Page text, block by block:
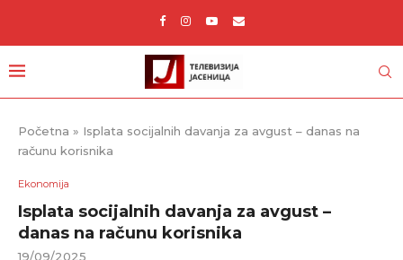
Početna » Isplata socijalnih davanja za avgust – danas na
računu korisnika
Ekonomija
Isplata socijalnih davanja za avgust –
danas na računu korisnika
19/09/2025